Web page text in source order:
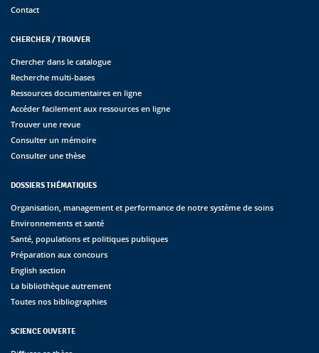
Contact
CHERCHER / TROUVER
Chercher dans le catalogue
Recherche multi-bases
Ressources documentaires en ligne
Accéder facilement aux ressources en ligne
Trouver une revue
Consulter un mémoire
Consulter une thèse
DOSSIERS THÉMATIQUES
Organisation, management et performance de notre système de soins
Environnements et santé
Santé, populations et politiques publiques
Préparation aux concours
English section
La bibliothèque autrement
Toutes nos bibliographies
SCIENCE OUVERTE